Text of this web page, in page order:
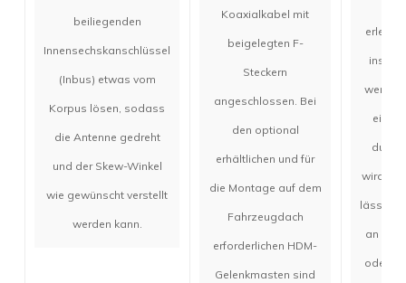
beiliegenden
Innensechskanschlüssel
(Inbus) etwas vom
Korpus lösen, sodass
die Antenne gedreht
und der Skew-Winkel
wie gewünscht verstellt
werden kann.
Koaxialkabel mit
beigelegten F-
Steckern
angeschlossen. Bei
den optional
erhältlichen und für
die Montage auf dem
Fahrzeugdach
erforderlichen HDM-
Gelenkmasten sind
wenn
einer
wird.
lässt
an
oder